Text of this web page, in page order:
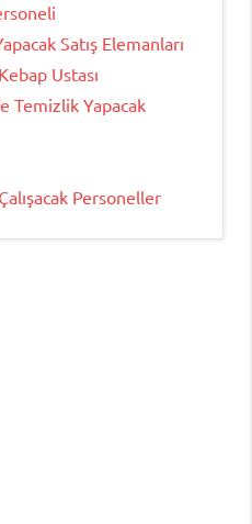
Satış Elemanları
Ustası
Temizlik Yapacak
Personeller